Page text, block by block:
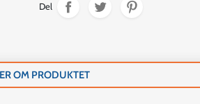
Del
OM PRODUKTET